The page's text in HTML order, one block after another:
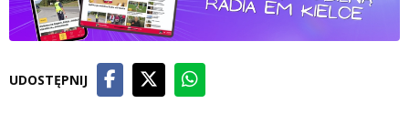
UDOSTĘPNIJ